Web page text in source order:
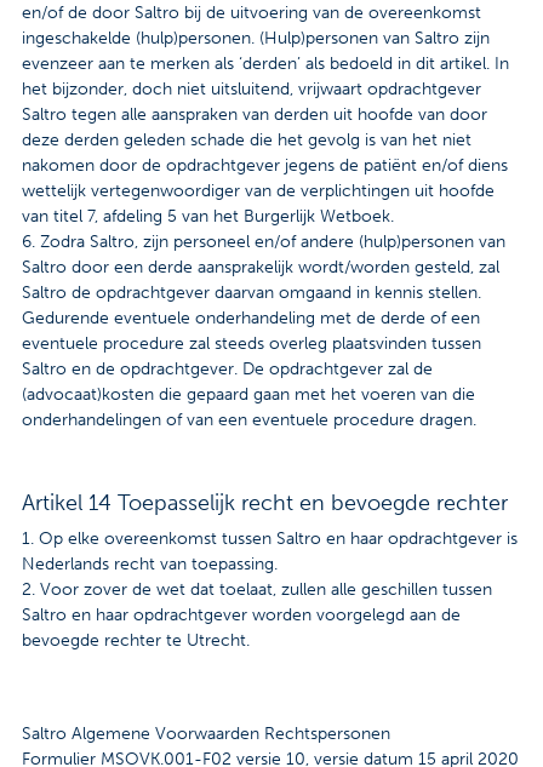
en/of de door Saltro bij de uitvoering van de overeenkomst
ingeschakelde (hulp)personen. (Hulp)personen van Saltro zijn
evenzeer aan te merken als ‘derden’ als bedoeld in dit artikel. In
het bijzonder, doch niet uitsluitend, vrijwaart opdrachtgever
Saltro tegen alle aanspraken van derden uit hoofde van door
deze derden geleden schade die het gevolg is van het niet
nakomen door de opdrachtgever jegens de patiënt en/of diens
wettelijk vertegenwoordiger van de verplichtingen uit hoofde
van titel 7, afdeling 5 van het Burgerlijk Wetboek.
6. Zodra Saltro, zijn personeel en/of andere (hulp)personen van
Saltro door een derde aansprakelijk wordt/worden gesteld, zal
Saltro de opdrachtgever daarvan omgaand in kennis stellen.
Gedurende eventuele onderhandeling met de derde of een
eventuele procedure zal steeds overleg plaatsvinden tussen
Saltro en de opdrachtgever. De opdrachtgever zal de
(advocaat)kosten die gepaard gaan met het voeren van die
onderhandelingen of van een eventuele procedure dragen.
Artikel 14 Toepasselijk recht en bevoegde rechter
1. Op elke overeenkomst tussen Saltro en haar opdrachtgever is
Nederlands recht van toepassing.
2. Voor zover de wet dat toelaat, zullen alle geschillen tussen
Saltro en haar opdrachtgever worden voorgelegd aan de
bevoegde rechter te Utrecht.
Saltro Algemene Voorwaarden Rechtspersonen
Formulier MSOVK.001-F02 versie 10, versie datum 15 april 2020